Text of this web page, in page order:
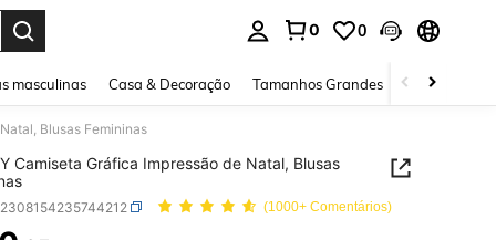
0 0
masculinas Casa & Decoração Tamanhos Grandes Joias e
Blusas Femininas
Camiseta Gráfica Impressão de Natal, Blusas
(1000+ Comentários)